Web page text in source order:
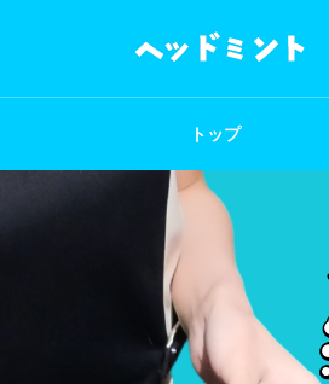
トップ